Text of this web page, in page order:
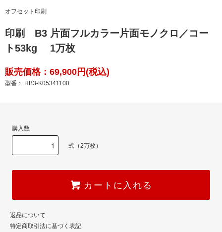
オフセット印刷
印刷 B3 片面フルカラー片面モノクロ／コー
ト53kg 1万枚
販売価格：69,900円(税込)
型番： HB3-K05341100
購入数
式（2万枚）
カートに入れる
返品について
特定商取引法に基づく表記